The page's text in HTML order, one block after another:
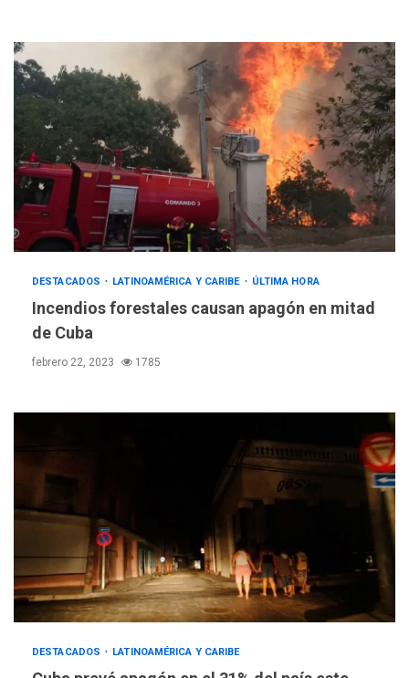
DESTACADOS LATINOAMÉRICA Y CARIBE ÚLTIMA HORA
Incendios forestales causan apagón en mitad
de Cuba
febrero 22, 2023 1785
DESTACADOS LATINOAMÉRICA Y CARIBE
REGIONALES ÚLTIMA HORA